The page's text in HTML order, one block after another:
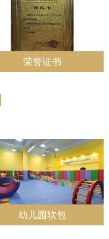
荣誉证书
幼儿园软包